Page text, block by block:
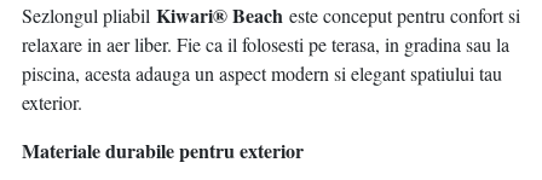
Sezlongul pliabil Kiwari® Beach este conceput pentru confort si
relaxare in aer liber. Fie ca il folosesti pe terasa, in gradina sau la
piscina, acesta adauga un aspect modern si elegant spatiului tau
exterior.
Materiale durabile pentru exterior